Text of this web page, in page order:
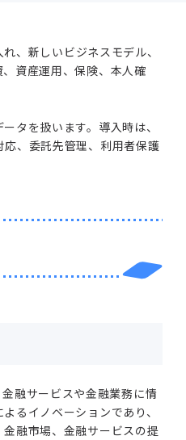
、新しいビジネスモデル、
資産運用、保険、本人確
タを扱います。導入時は、
、委託先管理、利用者保護
融サービスや金融業務に情
るイノベーションであり、
融市場、金融サービスの提